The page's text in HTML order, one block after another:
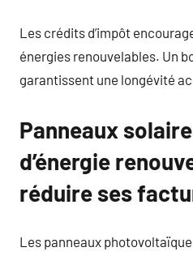
Les crédits d’impôt
énergies renouvelables. Un
garantissent une longévité
Panneaux
d’énergie
réduire ses
Les panneaux